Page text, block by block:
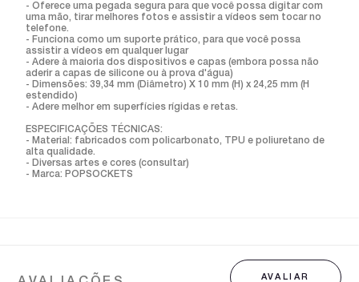
- Oferece uma pegada segura para que você possa digitar com
uma mão, tirar melhores fotos e assistir a vídeos sem tocar no
telefone.
- Funciona como um suporte prático, para que você possa
assistir a vídeos em qualquer lugar
- Adere à maioria dos dispositivos e capas (embora possa não
aderir a capas de silicone ou à prova d'água)
- Dimensões: 39,34 mm (Diâmetro) X 10 mm (H) x 24,25 mm (H
estendido)
- Adere melhor em superfícies rígidas e retas.
ESPECIFICAÇÕES TÉCNICAS:
- Material: fabricados com policarbonato, TPU e poliuretano de
alta qualidade.
- Diversas artes e cores (consultar)
- Marca: POPSOCKETS